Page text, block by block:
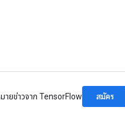
ายข่าวจาก TensorFlow สมัคร